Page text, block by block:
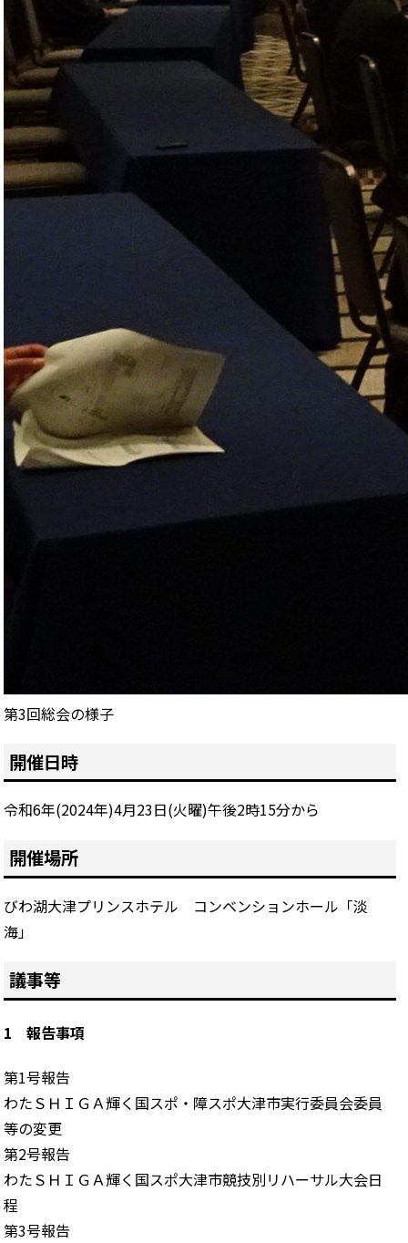
第3回総会の様子
開催日時
令和6年(2024年)4月23日(火曜)午後2時15分から
開催場所
びわ湖大津プリンスホテル コンベンションホール「淡
海」
議事等
1 報告事項
第1号報告
わたＳＨＩＧＡ輝く国スポ・障スポ大津市実行委員会委員
等の変更
第2号報告
わたＳＨＩＧＡ輝く国スポ大津市競技別リハーサル大会日
程
第3号報告